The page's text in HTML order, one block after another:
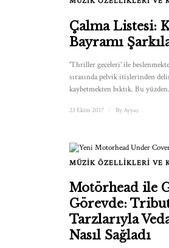
Çalma Listesi:
Bayramı
'Thriller geceleri' ile
sırasında pelvik itişlerinden
kaybetmekten bıktık. Bu
23 Ekim 2017 ByAyyaş
MÜZIK ÖZELLIKLERI VE
Motörhead ile
Görevde:
Tarzlarıyla
Nasıl Sağladı